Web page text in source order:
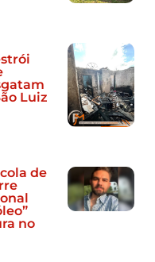
Luiz
de
no